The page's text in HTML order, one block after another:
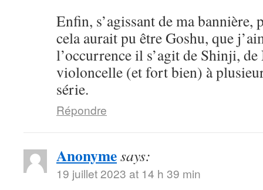
Enfin, s’agissant de ma
cela aurait pu être Goshu, que
l’occurrence il s’agit de Shinji,
violoncelle (et fort bien) à
série.
Répondre
Anonymesays:
19 juillet 2023 at 14 h 39 min